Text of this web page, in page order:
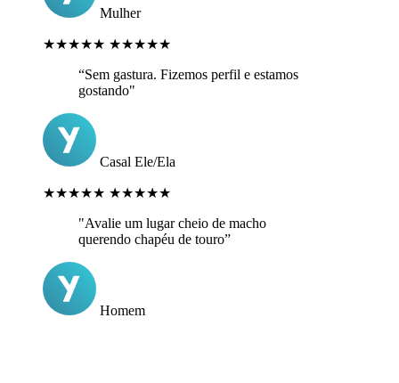
Mulher
★★★★★ ★★★★★
“Sem gastura. Fizemos perfil e estamos
gostando"
Casal Ele/Ela
★★★★★ ★★★★★
"Avalie um lugar cheio de macho
querendo chapéu de touro”
Homem